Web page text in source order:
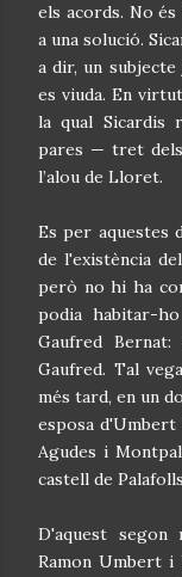
els acords. No
a una solució.
a dir, un
es viuda. En
la qual Sicardis
pares — tret dels
l’alou de Lloret.
Es per aquestes
de l'existència
però no hi ha
podia habitar-ho
Gaufred
Gaufred. Tal
més tard, en un
esposa d'Umbert
Agudes i
castell de
D'aquest segon
Ramon Umbert i